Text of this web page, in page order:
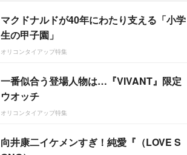
マクドナルドが40年にわたり支える「小学
生の甲子園」
オリコンタイアップ特集
一番似合う登場人物は…『VIVANT』限定
ウオッチ
オリコンタイアップ特集
向井康二イケメンすぎ！純愛『（LOVE S